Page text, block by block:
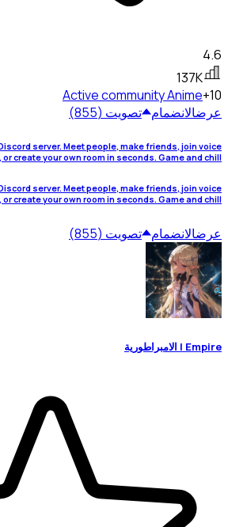
4.6
137K
Active communityAnime+10
عرضالانضمام تصويت (855)
server. Meet people, make friends, join voice
or create your own room in seconds. Game and chill.
server. Meet people, make friends, join voice
or create your own room in seconds. Game and chill.
عرضالانضمام تصويت (855)
Empire | الامبراطورية